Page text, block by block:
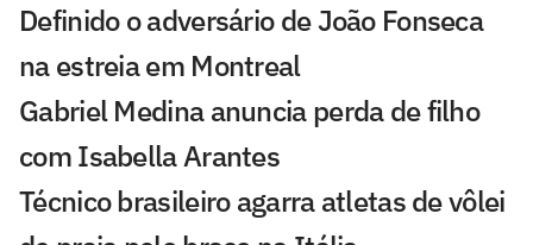
Definido o adversário de João Fonseca
na estreia em Montreal
Gabriel Medina anuncia perda de filho
com Isabella Arantes
Técnico brasileiro agarra atletas de vôlei